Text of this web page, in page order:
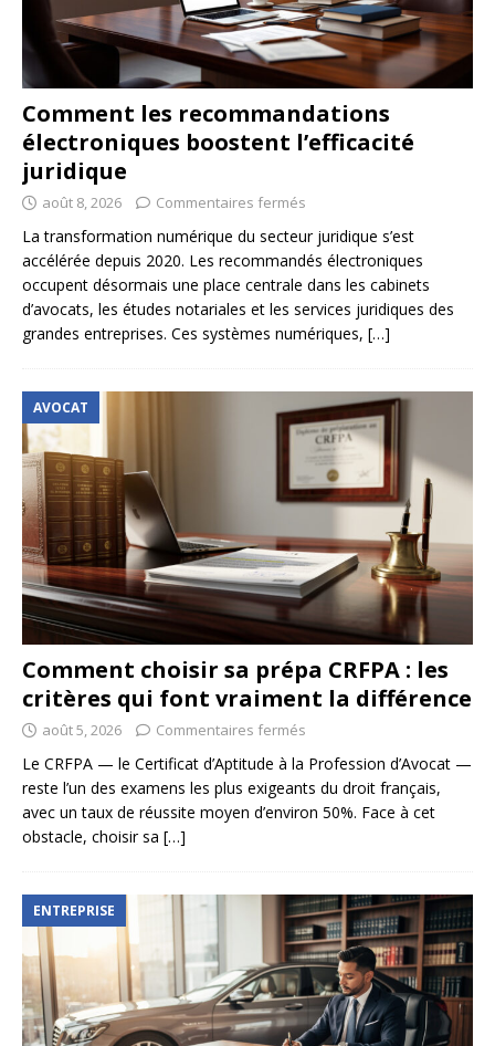
Comment les recommandations
électroniques boostent l’efficacité
juridique
août 8, 2026 Commentaires fermés
La transformation numérique du secteur juridique s’est
accélérée depuis 2020. Les recommandés électroniques
occupent désormais une place centrale dans les cabinets
d’avocats, les études notariales et les services juridiques des
grandes entreprises. Ces systèmes numériques, […]
AVOCAT
Comment choisir sa prépa CRFPA : les
critères qui font vraiment la différence
août 5, 2026 Commentaires fermés
Le CRFPA — le Certificat d’Aptitude à la Profession d’Avocat —
reste l’un des examens les plus exigeants du droit français,
avec un taux de réussite moyen d’environ 50%. Face à cet
obstacle, choisir sa […]
ENTREPRISE